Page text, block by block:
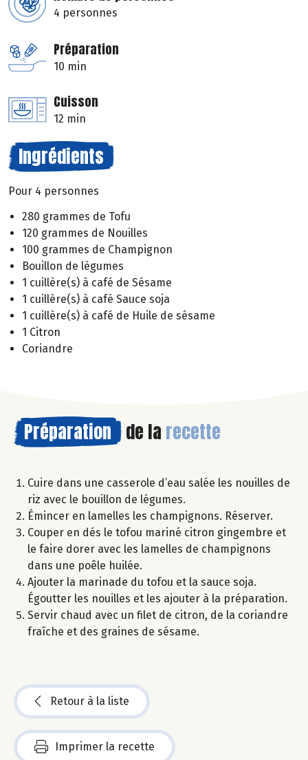
4 personnes
Préparation
10 min
Cuisson
12 min
Ingrédients
Pour 4 personnes
280 grammes de Tofu
120 grammes de Nouilles
100 grammes de Champignon
Bouillon de légumes
1 cuillère(s) à café de Sésame
1 cuillère(s) à café Sauce soja
1 cuillère(s) à café de Huile de sésame
1 Citron
Coriandre
Préparation de la recette
Cuire dans une casserole d’eau salée les nouilles de
riz avec le bouillon de légumes.
Émincer en lamelles les champignons. Réserver.
Couper en dés le tofou mariné citron gingembre et
le faire dorer avec les lamelles de champignons
dans une poêle huilée.
Ajouter la marinade du tofou et la sauce soja.
Égoutter les nouilles et les ajouter à la préparation.
Servir chaud avec un filet de citron, de la coriandre
fraîche et des graines de sésame.
Retour à la liste
Imprimer la recette